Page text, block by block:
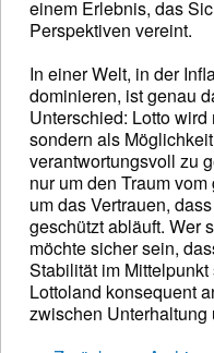
einem Erlebnis, das
Perspektiven vereint.
In einer Welt, in der
dominieren, ist genau
Unterschied: Lotto
sondern als
verantwortungsvoll zu
nur um den Traum
um das Vertrauen,
geschützt abläuft. Wer
möchte sicher sein,
Stabilität im
Lottoland konsequent
zwischen